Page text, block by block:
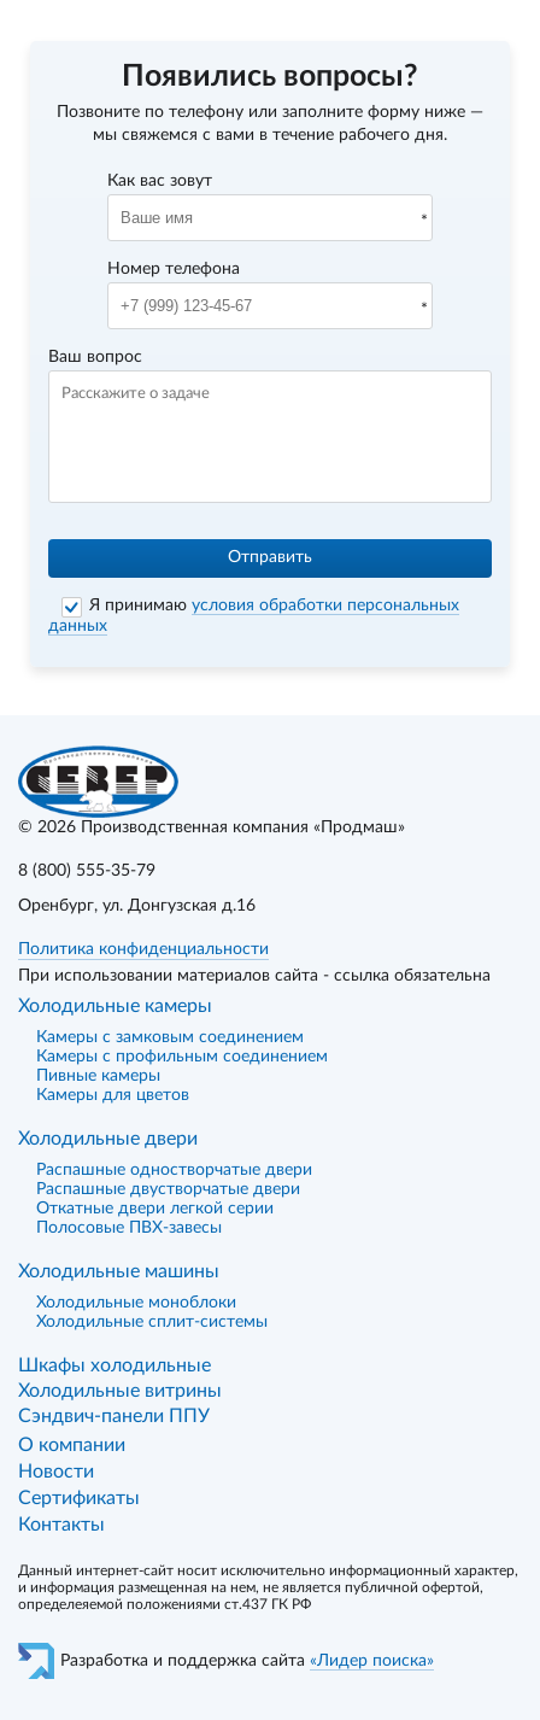
Появились вопросы?
Позвоните по телефону или заполните форму ниже —
мы свяжемся с вами в течение рабочего дня.
Как вас зовут
Номер телефона
Ваш вопрос
Отправить
Я принимаюусловия обработки персональных
данных
© 2026 Производственная компания «Продмаш»
8 (800) 555-35-79
Оренбург, ул. Донгузская д.16
Политика конфиденциальности
При использовании материалов сайта - ссылка обязательна
Холодильные камеры
Камеры с замковым соединением
Камеры с профильным соединением
Пивные камеры
Камеры для цветов
Холодильные двери
Распашные одностворчатые двери
Распашные двустворчатые двери
Откатные двери легкой серии
Полосовые ПВХ-завесы
Холодильные машины
Холодильные моноблоки
Холодильные сплит-системы
Шкафы холодильные
Холодильные витрины
Сэндвич-панели ППУ
О компании
Новости
Сертификаты
Контакты
Данный интернет-сайт носит исключительно информационный характер,
и информация размещенная на нем, не является публичной офертой,
определеяемой положениями ст.437 ГК РФ
Разработка и поддержка сайта «Лидер поиска»